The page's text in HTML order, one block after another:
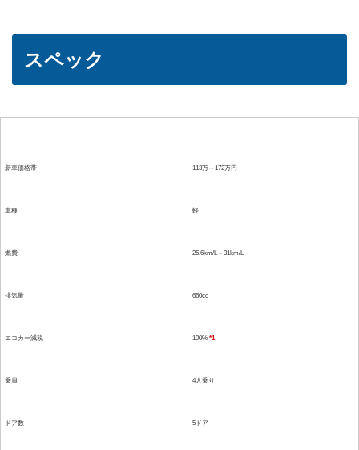
スペック
新車価格帯 113万～172万円
車種 軽
燃費 25.6km/L～31km/L
排気量 660cc
エコカー減税 100% *1
乗員 4人乗り
ドア数 5ドア